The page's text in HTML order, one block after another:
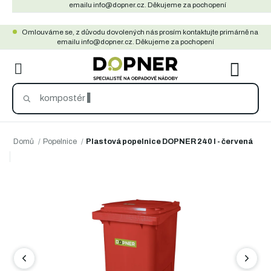
obsah
emailu info@dopner.cz. Děkujeme za pochopení
Omlouváme se, z důvodu dovolených nás prosím kontaktujte primárně na
emailu info@dopner.cz. Děkujeme za pochopení
KOŠÍK
Domů / Popelnice / Plastová popelnice DOPNER 240 l - červená